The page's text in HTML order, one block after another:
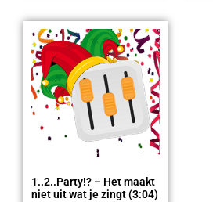
1..2..Party!? – Het maakt
niet uit wat je zingt (3:04)